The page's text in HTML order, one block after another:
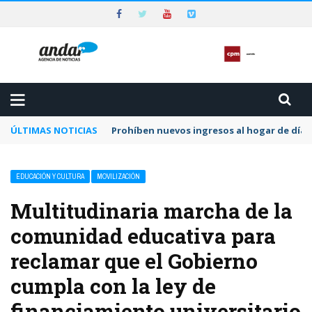
ÚLTIMAS NOTICIAS Preocupa a la CPM la dilación y el letargo
EDUCACIÓN Y CULTURA MOVILIZACIÓN
Multitudinaria marcha de la
comunidad educativa para
reclamar que el Gobierno
cumpla con la ley de